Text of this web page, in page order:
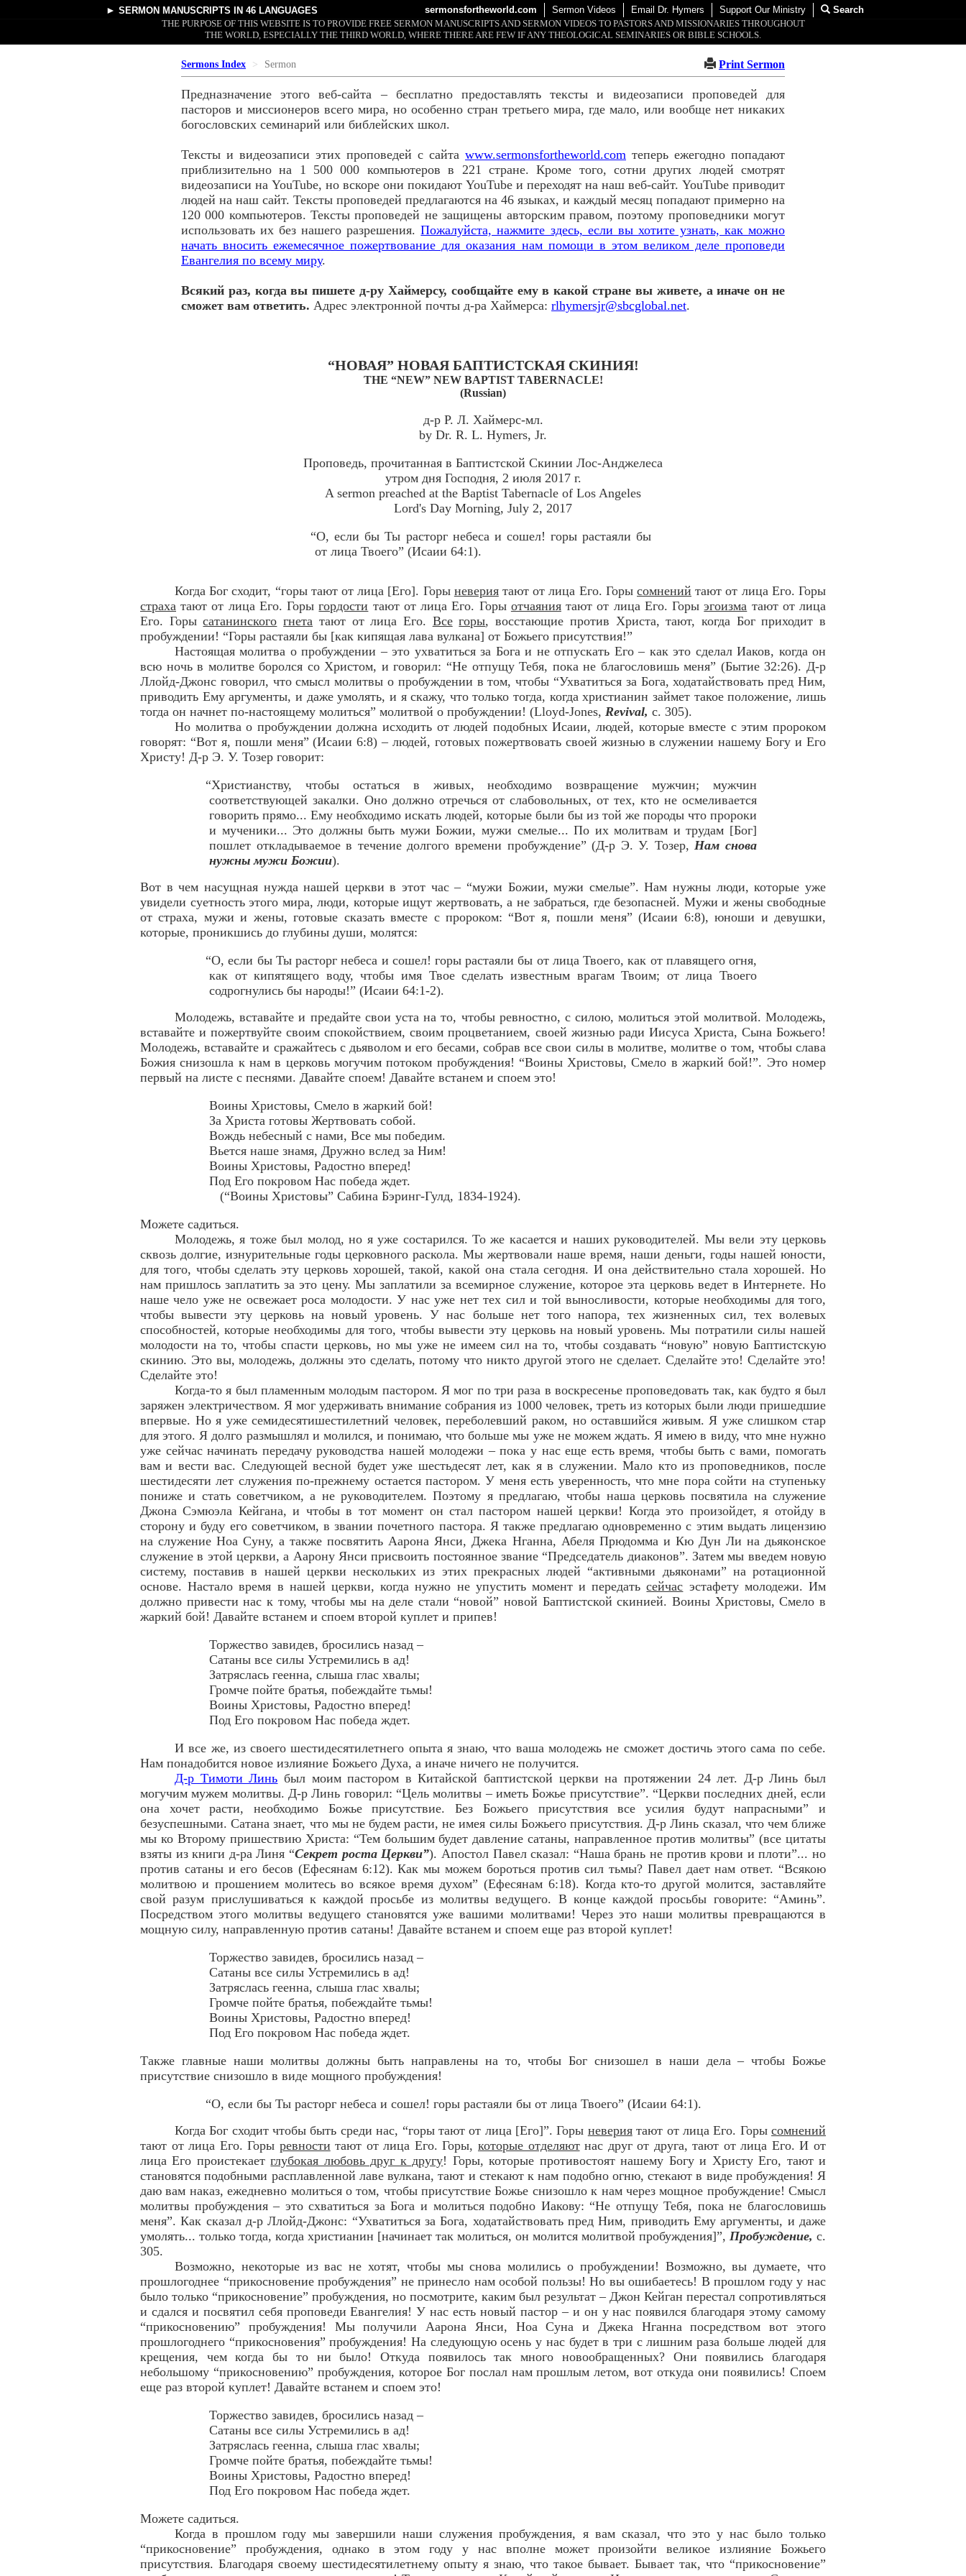
► SERMON MANUSCRIPTS IN 46 LANGUAGES sermonsfortheworld.com Sermon Videos Email Dr. Hymers Support Our Ministry
Search
THE PURPOSE OF THIS WEBSITE IS TO PROVIDE FREE SERMON MANUSCRIPTS AND SERMON VIDEOS TO PASTORS AND MISSIONARIES THROUGHOUT
THE WORLD, ESPECIALLY THE THIRD WORLD, WHERE THERE ARE FEW IF ANY THEOLOGICAL SEMINARIES OR BIBLE SCHOOLS.
Sermons Index Sermon Print Sermon
Предназначение этого веб-сайта – бесплатно предоставлять тексты и видеозаписи проповедей для
пасторов и миссионеров всего мира, но особенно стран третьего мира, где мало, или вообще нет никаких
богословских семинарий или библейских школ.
Тексты и видеозаписи этих проповедей с сайта www.sermonsfortheworld.com теперь ежегодно попадают
приблизительно на 1 500 000 компьютеров в 221 стране. Кроме того, сотни других людей смотрят
видеозаписи на YouTube, но вскоре они покидают YouTube и переходят на наш веб-сайт. YouTube приводит
людей на наш сайт. Тексты проповедей предлагаются на 46 языках, и каждый месяц попадают примерно на
120 000 компьютеров. Тексты проповедей не защищены авторским правом, поэтому проповедники могут
использовать их без нашего разрешения.Пожалуйста, нажмите здесь, если вы хотите узнать, как можно
начать вносить ежемесячное пожертвование для оказания нам помощи в этом великом деле проповеди
Евангелия по всему миру.
Всякий раз, когда вы пишете д-ру Хаймерсу, сообщайте ему в какой стране вы живете, а иначе он не
сможет вам ответить. Адрес электронной почты д-ра Хаймерса: rlhymersjr@sbcglobal.net.
“НОВАЯ” НОВАЯ БАПТИСТСКАЯ СКИНИЯ!
THE “NEW” NEW BAPTIST TABERNACLE!
(Russian)
д-р Р. Л. Хаймерс-мл.
by Dr. R. L. Hymers, Jr.
Проповедь, прочитанная в Баптистской Скинии Лос-Анджелеса
утром дня Господня, 2 июля 2017 г.
A sermon preached at the Baptist Tabernacle of Los Angeles
Lord's Day Morning, July 2, 2017
“О, если бы Ты расторг небеса и сошел! горы растаяли бы
от лица Твоего” (Исаии 64:1).
Когда Бог сходит, “горы тают от лица [Его]. Горы невериятают от лица Его. Горысомнений тают от лица Его. Горы
страха тают от лица Его. Горыгордости тают от лица Его. Горы отчаяниятают от лица Его. Горыэгоизма тают от лица
Его. Горысатанинского гнета тают от лица Его. Все горы, восстающие против Христа, тают, когда Бог приходит в
пробуждении! “Горы растаяли бы [как кипящая лава вулкана] от Божьего присутствия!”
Настоящая молитва о пробуждении – это ухватиться за Бога и не отпускать Его – как это сделал Иаков, когда он
всю ночь в молитве боролся со Христом, и говорил: “Не отпущу Тебя, пока не благословишь меня” (Бытие 32:26). Д-р
Ллойд-Джонс говорил, что смысл молитвы о пробуждении в том, чтобы “Ухватиться за Бога, ходатайствовать пред Ним,
приводить Ему аргументы, и даже умолять, и я скажу, что только тогда, когда христианин займет такое положение, лишь
тогда он начнет по-настоящему молиться” молитвой о пробуждении! (Lloyd-Jones, Revival, с. 305).
Но молитва о пробуждении должна исходить от людей подобных Исаии, людей, которые вместе с этим пророком
говорят: “Вот я, пошли меня” (Исаии 6:8) – людей, готовых пожертвовать своей жизнью в служении нашему Богу и Его
Христу! Д-р Э. У. Тозер говорит:
“Христианству, чтобы остаться в живых, необходимо возвращение мужчин; мужчин
соответствующей закалки. Оно должно отречься от слабовольных, от тех, кто не осмеливается
говорить прямо... Ему необходимо искать людей, которые были бы из той же породы что пророки
и мученики... Это должны быть мужи Божии, мужи смелые... По их молитвам и трудам [Бог]
пошлет откладываемое в течение долгого времени пробуждение” (Д-р Э. У. Тозер,Нам снова
нужны мужи Божии).
Вот в чем насущная нужда нашей церкви в этот час – “мужи Божии, мужи смелые”. Нам нужны люди, которые уже
увидели суетность этого мира, люди, которые ищут жертвовать, а не забраться, где безопасней. Мужи и жены свободные
от страха, мужи и жены, готовые сказать вместе с пророком: “Вот я, пошли меня” (Исаии 6:8), юноши и девушки,
которые, проникшись до глубины души, молятся:
“О, если бы Ты расторг небеса и сошел! горы растаяли бы от лица Твоего, как от плавящего огня,
как от кипятящего воду, чтобы имя Твое сделать известным врагам Твоим; от лица Твоего
содрогнулись бы народы!” (Исаии 64:1-2).
Молодежь, вставайте и предайте свои уста на то, чтобы ревностно, с силою, молиться этой молитвой. Молодежь,
вставайте и пожертвуйте своим спокойствием, своим процветанием, своей жизнью ради Иисуса Христа, Сына Божьего!
Молодежь, вставайте и сражайтесь с дьяволом и его бесами, собрав все свои силы в молитве, молитве о том, чтобы слава
Божия снизошла к нам в церковь могучим потоком пробуждения! “Воины Христовы, Смело в жаркий бой!”. Это номер
первый на листе с песнями. Давайте споем! Давайте встанем и споем это!
Воины Христовы, Смело в жаркий бой!
За Христа готовы Жертвовать собой.
Вождь небесный с нами, Все мы победим.
Вьется наше знамя, Дружно вслед за Ним!
Воины Христовы, Радостно вперед!
Под Его покровом Нас победа ждет.
(“Воины Христовы” Сабина Бэринг-Гулд, 1834-1924).
Можете садиться.
Молодежь, я тоже был молод, но я уже состарился. То же касается и наших руководителей. Мы вели эту церковь
сквозь долгие, изнурительные годы церковного раскола. Мы жертвовали наше время, наши деньги, годы нашей юности,
для того, чтобы сделать эту церковь хорошей, такой, какой она стала сегодня. И она действительно стала хорошей. Но
нам пришлось заплатить за это цену. Мы заплатили за всемирное служение, которое эта церковь ведет в Интернете. Но
наше чело уже не освежает роса молодости. У нас уже нет тех сил и той выносливости, которые необходимы для того,
чтобы вывести эту церковь на новый уровень. У нас больше нет того напора, тех жизненных сил, тех волевых
способностей, которые необходимы для того, чтобы вывести эту церковь на новый уровень. Мы потратили силы нашей
молодости на то, чтобы спасти церковь, но мы уже не имеем сил на то, чтобы создавать “новую” новую Баптистскую
скинию. Это вы, молодежь, должны это сделать, потому что никто другой этого не сделает. Сделайте это! Сделайте это!
Сделайте это!
Когда-то я был пламенным молодым пастором. Я мог по три раза в воскресенье проповедовать так, как будто я был
заряжен электричеством. Я мог удерживать внимание собрания из 1000 человек, треть из которых были люди пришедшие
впервые. Но я уже семидесятишестилетний человек, переболевший раком, но оставшийся живым. Я уже слишком стар
для этого. Я долго размышлял и молился, и понимаю, что больше мы уже не можем ждать. Я имею в виду, что мне нужно
уже сейчас начинать передачу руководства нашей молодежи – пока у нас еще есть время, чтобы быть с вами, помогать
вам и вести вас. Следующей весной будет уже шестьдесят лет, как я в служении. Мало кто из проповедников, после
шестидесяти лет служения по-прежнему остается пастором. У меня есть уверенность, что мне пора сойти на ступеньку
пониже и стать советчиком, а не руководителем. Поэтому я предлагаю, чтобы наша церковь посвятила на служение
Джона Сэмюэла Кейгана, и чтобы в тот момент он стал пастором нашей церкви! Когда это произойдет, я отойду в
сторону и буду его советчиком, в звании почетного пастора. Я также предлагаю одновременно с этим выдать лицензию
на служение Ноа Суну, а также посвятить Аарона Янси, Джека Нганна, Абеля Прюдомма и Кю Дун Ли на дьяконское
служение в этой церкви, а Аарону Янси присвоить постоянное звание “Председатель диаконов”. Затем мы введем новую
систему, поставив в нашей церкви нескольких из этих прекрасных людей “активными дьяконами” на ротационной
основе. Настало время в нашей церкви, когда нужно не упустить момент и передатьсейчас эстафету молодежи. Им
должно привести нас к тому, чтобы мы на деле стали “новой” новой Баптистской скинией. Воины Христовы, Смело в
жаркий бой! Давайте встанем и споем второй куплет и припев!
Торжество завидев, бросились назад –
Сатаны все силы Устремились в ад!
Затряслась геенна, слыша глас хвалы;
Громче пойте братья, побеждайте тьмы!
Воины Христовы, Радостно вперед!
Под Его покровом Нас победа ждет.
И все же, из своего шестидесятилетнего опыта я знаю, что ваша молодежь не сможет достичь этого сама по себе.
Нам понадобится новое излияние Божьего Духа, а иначе ничего не получится.
Д-р Тимоти Линь был моим пастором в Китайской баптистской церкви на протяжении 24 лет. Д-р Линь был
могучим мужем молитвы. Д-р Линь говорил: “Цель молитвы – иметь Божье присутствие”. “Церкви последних дней, если
она хочет расти, необходимо Божье присутствие. Без Божьего присутствия все усилия будут напрасными” и
безуспешными. Сатана знает, что мы не будем расти, не имея силы Божьего присутствия. Д-р Линь сказал, что чем ближе
мы ко Второму пришествию Христа: “Тем большим будет давление сатаны, направленное против молитвы” (все цитаты
взяты из книги д-ра Линя “Секрет роста Церкви”). Апостол Павел сказал: “Наша брань не против крови и плоти”... но
против сатаны и его бесов (Ефесянам 6:12). Как мы можем бороться против сил тьмы? Павел дает нам ответ. “Всякою
молитвою и прошением молитесь во всякое время духом” (Ефесянам 6:18). Когда кто-то другой молится, заставляйте
свой разум прислушиваться к каждой просьбе из молитвы ведущего. В конце каждой просьбы говорите: “Аминь”.
Посредством этого молитвы ведущего становятся уже вашими молитвами! Через это наши молитвы превращаются в
мощную силу, направленную против сатаны! Давайте встанем и споем еще раз второй куплет!
Торжество завидев, бросились назад –
Сатаны все силы Устремились в ад!
Затряслась геенна, слыша глас хвалы;
Громче пойте братья, побеждайте тьмы!
Воины Христовы, Радостно вперед!
Под Его покровом Нас победа ждет.
Также главные наши молитвы должны быть направлены на то, чтобы Бог снизошел в наши дела – чтобы Божье
присутствие снизошло в виде мощного пробуждения!
“О, если бы Ты расторг небеса и сошел! горы растаяли бы от лица Твоего” (Исаии 64:1).
Когда Бог сходит чтобы быть среди нас, “горы тают от лица [Его]”. Горы невериятают от лица Его. Горысомнений
тают от лица Его. Горы ревности тают от лица Его. Горы,которые отделяютнас друг от друга, тают от лица Его. И от
лица Его проистекаетглубокая любовь друг к другу! Горы, которые противостоят нашему Богу и Христу Его, тают и
становятся подобными расплавленной лаве вулкана, тают и стекают к нам подобно огню, стекают в виде пробуждения! Я
даю вам наказ, ежедневно молиться о том, чтобы присутствие Божье снизошло к нам через мощное пробуждение! Смысл
молитвы пробуждения – это схватиться за Бога и молиться подобно Иакову: “Не отпущу Тебя, пока не благословишь
меня”. Как сказал д-р Ллойд-Джонс: “Ухватиться за Бога, ходатайствовать пред Ним, приводить Ему аргументы, и даже
умолять... только тогда, когда христианин [начинает так молиться, он молится молитвой пробуждения]”, Пробуждение, с.
305.
Возможно, некоторые из вас не хотят, чтобы мы снова молились о пробуждении! Возможно, вы думаете, что
прошлогоднее “прикосновение пробуждения” не принесло нам особой пользы! Но вы ошибаетесь! В прошлом году у нас
было только “прикосновение” пробуждения, но посмотрите, каким был результат – Джон Кейган перестал сопротивляться
и сдался и посвятил себя проповеди Евангелия! У нас есть новый пастор – и он у нас появился благодаря этому самому
“прикосновению” пробуждения! Мы получили Аарона Янси, Ноа Суна и Джека Нганна посредством вот этого
прошлогоднего “прикосновения” пробуждения! На следующую осень у нас будет в три с лишним раза больше людей для
крещения, чем когда бы то ни было! Откуда появилось так много новообращенных? Они появились благодаря
небольшому “прикосновению” пробуждения, которое Бог послал нам прошлым летом, вот откуда они появились! Споем
еще раз второй куплет! Давайте встанем и споем это!
Торжество завидев, бросились назад –
Сатаны все силы Устремились в ад!
Затряслась геенна, слыша глас хвалы;
Громче пойте братья, побеждайте тьмы!
Воины Христовы, Радостно вперед!
Под Его покровом Нас победа ждет.
Можете садиться.
Когда в прошлом году мы завершили наши служения пробуждения, я вам сказал, что это у нас было только
“прикосновение” пробуждения, однако в этом году у нас вполне может произойти великое излияние Божьего
присутствия. Благодаря своему шестидесятилетнему опыту я знаю, что такое бывает. Бывает так, что “прикосновение”